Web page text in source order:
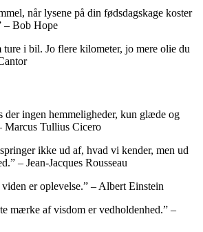
når lysene på din fødsdagskage koster
– Bob Hope
ture i bil. Jo flere kilometer, jo mere olie du
der ingen hemmeligheder, kun glæde og
Tullius Cicero
ikke ud af, hvad vi kender, men ud
– Jean-Jacques Rousseau
er oplevelse.” – Albert Einstein
mærke af visdom er vedholdenhed.” –